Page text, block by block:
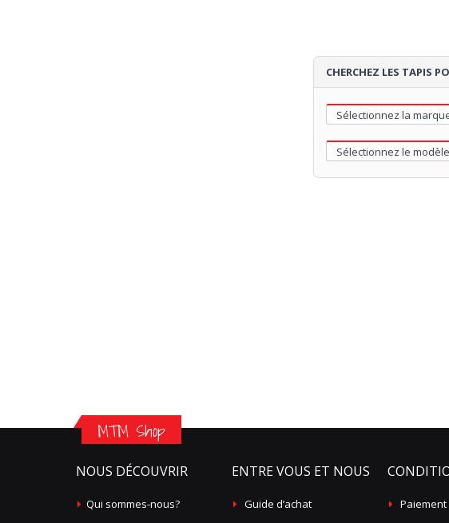
CHERCHEZ LES TAPIS
MTM Shop
NOUS DÉCOUVRIR
Qui sommes-nous?
ENTRE VOUS ET NOUS
Guide d’achat
Paiement